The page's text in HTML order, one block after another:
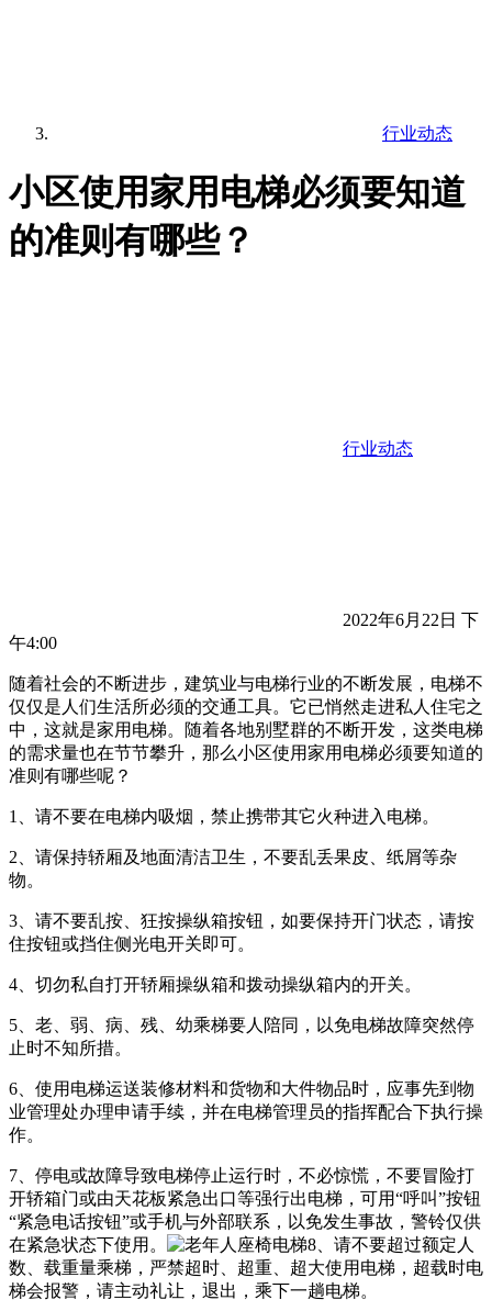
行业动态
小区使用家用电梯必须要知道
的准则有哪些？
行业动态
2022年6月22日 下
午4:00
随着社会的不断进步，建筑业与电梯行业的不断发展，电梯不
仅仅是人们生活所必须的交通工具。它已悄然走进私人住宅之
中，这就是家用电梯。随着各地别墅群的不断开发，这类电梯
的需求量也在节节攀升，那么小区使用家用电梯必须要知道的
准则有哪些呢？
1、请不要在电梯内吸烟，禁止携带其它火种进入电梯。
2、请保持轿厢及地面清洁卫生，不要乱丢果皮、纸屑等杂
物。
3、请不要乱按、狂按操纵箱按钮，如要保持开门状态，请按
住按钮或挡住侧光电开关即可。
4、切勿私自打开轿厢操纵箱和拨动操纵箱内的开关。
5、老、弱、病、残、幼乘梯要人陪同，以免电梯故障突然停
止时不知所措。
6、使用电梯运送装修材料和货物和大件物品时，应事先到物
业管理处办理申请手续，并在电梯管理员的指挥配合下执行操
作。
7、停电或故障导致电梯停止运行时，不必惊慌，不要冒险打
开轿箱门或由天花板紧急出口等强行出电梯，可用“呼叫”按钮
“紧急电话按钮”或手机与外部联系，以免发生事故，警铃仅供
在紧急状态下使用。
8、请不要超过额定人
数、载重量乘梯，严禁超时、超重、超大使用电梯，超载时电
梯会报警，请主动礼让，退出，乘下一趟电梯。